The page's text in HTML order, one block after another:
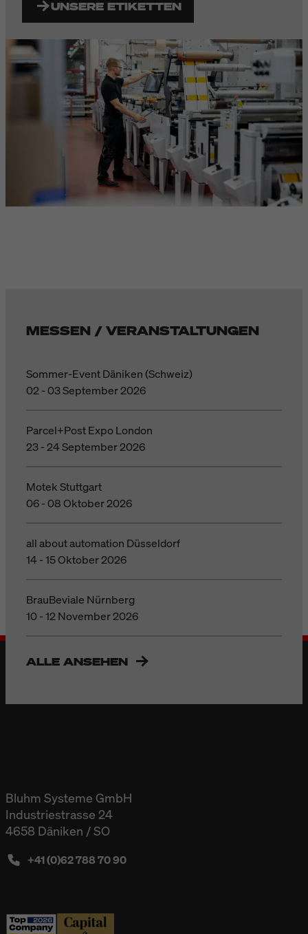
UNSERE ETIKETTEN
MESSEN / VERANSTALTUNGEN
Sommer-Event Däniken (Schweiz)
02 - 03 September 2026
Parcel+Post Expo London
23 - 24 September 2026
Motek Stuttgart
06 - 08 Oktober 2026
all about automation Düsseldorf
14 - 15 Oktober 2026
BrauBeviale Nürnberg
10 - 12 November 2026
ALLE ANSEHEN
Bluhm Systeme GmbH
Industriestrasse 24
4658 Däniken / SO
+41 (0)62 788 70 90